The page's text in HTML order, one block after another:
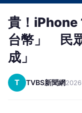
貴！iPhone
台幣」 民
成」
T TVBS新聞網